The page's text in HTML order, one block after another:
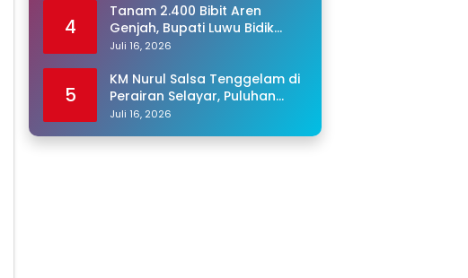
4
Tanam 2.400 Bibit Aren
Genjah, Bupati Luwu Bidik
Sentra Produksi Gula Aren
Juli 16, 2026
5
KM Nurul Salsa Tenggelam di
Perairan Selayar, Puluhan
Penumpang Masih Hilang
Juli 16, 2026